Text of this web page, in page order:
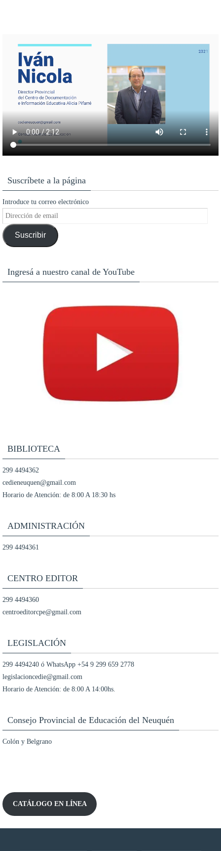
Suscríbete a la página
Introduce tu correo electrónico
Dirección
de
emailSuscribir
Ingresá a nuestro canal de YouTube
BIBLIOTECA
299 4494362
cedieneuquen@gmail.com
Horario de Atención: de 8:00 A 18:30 hs
ADMINISTRACIÓN
299 4494361
CENTRO EDITOR
299 4494360
centroeditorcpe@gmail.com
LEGISLACIÓN
299 4494240 ó WhatsApp +54 9 299 659 2778
legislacioncedie@gmail.com
Horario de Atención: de 8:00 A 14:00hs.
Consejo Provincial de Educación del Neuquén
Colón y Belgrano
CATÁLOGO EN LÍNEA